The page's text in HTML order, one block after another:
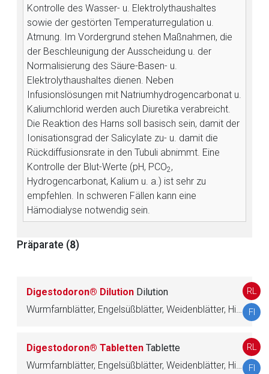
Kontrolle des Wasser- u. Elektrolythaushaltes
sowie der gestörten Temperaturregulation u.
Atmung. Im Vordergrund stehen Maßnahmen, die
der Beschleunigung der Ausscheidung u. der
Normalisierung des Säure-Basen- u.
Elektrolythaushaltes dienen. Neben
Infusionslösungen mit Natriumhydrogencarbonat u.
Kaliumchlorid werden auch Diuretika verabreicht.
Die Reaktion des Harns soll basisch sein, damit der
Ionisationsgrad der Salicylate zu- u. damit die
Rückdiffusionsrate in den Tubuli abnimmt. Eine
Kontrolle der Blut-Werte (pH, PCO2,
Hydrogencarbonat, Kalium u. a.) ist sehr zu
empfehlen. In schweren Fällen kann eine
Hämodialyse notwendig sein.
Präparate (8)
Digestodoron® Dilution Dilution
Wurmfarnblätter, Engelsüßblätter, Weidenblätter, Hirschzungenblätter
RL
FI
Digestodoron® Tabletten Tablette
Wurmfarnblätter, Engelsüßblätter, Weidenblätter, Hirschzungenblätter
RL
FI